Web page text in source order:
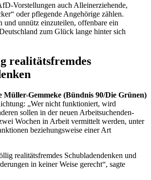
Vorstellungen auch Alleinerziehende,
oder pflegende Angehörige zählen.
und unnütz einzuteilen, offenbare ein
zum Glück lange hinter sich
realitätsfremdes
Müller-Gemmeke (Bündnis 90/Die Grünen)
„Wer nicht funktioniert, wird
sollen in der neuen Arbeitsuchenden-
Wochen in Arbeit vermittelt werden, unter
beziehungsweise einer Art
realitätsfremdes Schubladendenken und
in keiner Weise gerecht“, sagte